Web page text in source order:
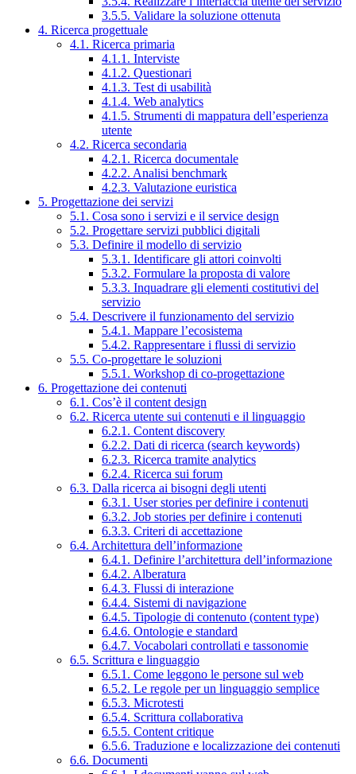
3.5.5. Validare la soluzione ottenuta
4. Ricerca progettuale
4.1. Ricerca primaria
4.1.1. Interviste
4.1.2. Questionari
4.1.3. Test di usabilità
4.1.4. Web analytics
4.1.5. Strumenti di mappatura dell’esperienza
utente
4.2. Ricerca secondaria
4.2.1. Ricerca documentale
4.2.2. Analisi benchmark
4.2.3. Valutazione euristica
5. Progettazione dei servizi
5.1. Cosa sono i servizi e il service design
5.2. Progettare servizi pubblici digitali
5.3. Definire il modello di servizio
5.3.1. Identificare gli attori coinvolti
5.3.2. Formulare la proposta di valore
5.3.3. Inquadrare gli elementi costitutivi del
servizio
5.4. Descrivere il funzionamento del servizio
5.4.1. Mappare l’ecosistema
5.4.2. Rappresentare i flussi di servizio
5.5. Co-progettare le soluzioni
5.5.1. Workshop di co-progettazione
6. Progettazione dei contenuti
6.1. Cos’è il content design
6.2. Ricerca utente sui contenuti e il linguaggio
6.2.1. Content discovery
6.2.2. Dati di ricerca (search keywords)
6.2.3. Ricerca tramite analytics
6.2.4. Ricerca sui forum
6.3. Dalla ricerca ai bisogni degli utenti
6.3.1. User stories per definire i contenuti
6.3.2. Job stories per definire i contenuti
6.3.3. Criteri di accettazione
6.4. Architettura dell’informazione
6.4.1. Definire l’architettura dell’informazione
6.4.2. Alberatura
6.4.3. Flussi di interazione
6.4.4. Sistemi di navigazione
6.4.5. Tipologie di contenuto (content type)
6.4.6. Ontologie e standard
6.4.7. Vocabolari controllati e tassonomie
6.5. Scrittura e linguaggio
6.5.1. Come leggono le persone sul web
6.5.2. Le regole per un linguaggio semplice
6.5.3. Microtesti
6.5.4. Scrittura collaborativa
6.5.5. Content critique
6.5.6. Traduzione e localizzazione dei contenuti
6.6. Documenti